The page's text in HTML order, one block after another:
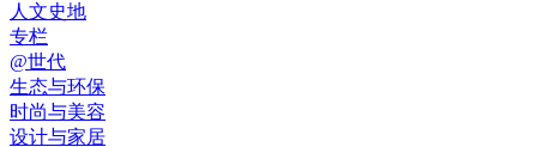
人文史地
专栏
@世代
生态与环保
时尚与美容
设计与家居